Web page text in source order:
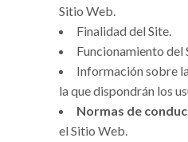
Sitio Web.
Finalidad del Site.
Funcionamiento del
Información sobre
la que dispondrán los
Normas de
el Sitio Web.